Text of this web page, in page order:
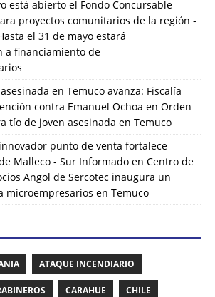
está abierto el Fondo Concursable
proyectos comunitarios de la región -
el 31 de mayo estará
a financiamiento de
en Temuco avanza: Fiscalía
contra Emanuel Ochoa en Orden
tío de joven asesinada en Temuco
punto de venta fortalece
Malleco - Sur Informado en Centro de
Angol de Sercotec inaugura un
microempresarios en Temuco
ATAQUE INCENDIARIO
CARAHUE CHILE